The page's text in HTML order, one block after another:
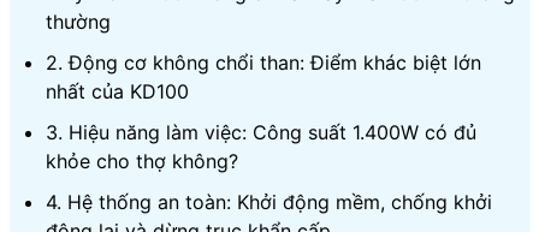
thường
2. Động cơ không chổi than: Điểm khác biệt lớn
nhất của KD100
3. Hiệu năng làm việc: Công suất 1.400W có đủ
khỏe cho thợ không?
4. Hệ thống an toàn: Khởi động mềm, chống khởi